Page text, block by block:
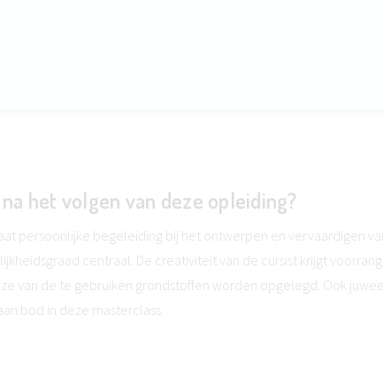
het volgen van deze opleiding?
persoonlijke begeleiding bij het ontwerpen en vervaardigen
centraal. De creativiteit van de cursist krijgt
van de te gebruiken grondstoffen worden opgelegd. Ook
bod in deze masterclass.